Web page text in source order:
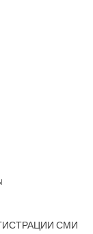
СМИ